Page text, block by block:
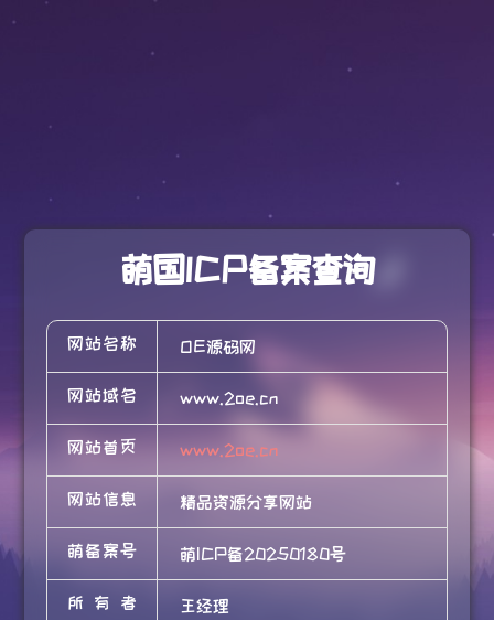
萌国ICP备案查询
网站名称 OE源码网
网站域名 www.2oe.cn
网站首页 www.2oe.cn
网站信息 精品资源分享网站
萌备案号 萌ICP备20250180号
所有者 王经理